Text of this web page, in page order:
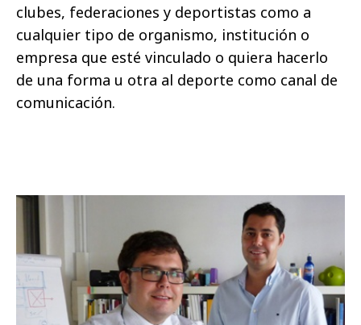
clubes, federaciones y deportistas como a
cualquier tipo de organismo, institución o
empresa que esté vinculado o quiera hacerlo
de una forma u otra al deporte como canal de
comunicación.